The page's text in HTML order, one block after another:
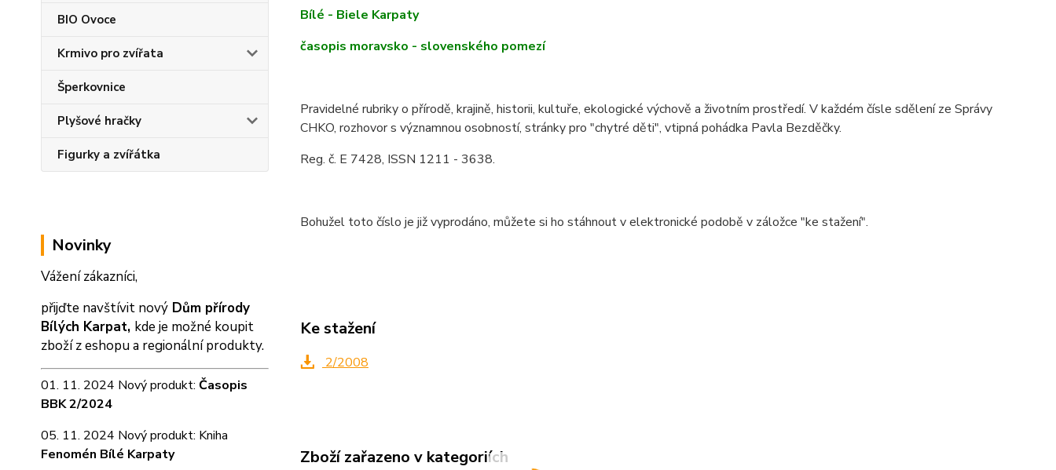
BIO Ovoce
Krmivo pro zvířata
Šperkovnice
Plyšové hračky
Figurky a zvířátka
Novinky
Vážení zákazníci,
přijďte navštívit nový Dům přírody
Bílých Karpat, kde je možné koupit
zboží z eshopu a regionální produkty.
01. 11. 2024 Nový produkt: Časopis
BBK 2/2024
05. 11. 2024 Nový produkt: Kniha
Fenomén Bílé Karpaty
Bílé - Biele Karpaty
časopis moravsko - slovenského pomezí
Pravidelné rubriky o přírodě, krajině, historii, kultuře, ekologické výchově a životním prostředí. V každém čísle sdělení ze Správy
CHKO, rozhovor s významnou osobností, stránky pro "chytré děti", vtipná pohádka Pavla Bezděčky.
Reg. č. E 7428, ISSN 1211 - 3638.
Bohužel toto číslo je již vyprodáno, můžete si ho stáhnout v elektronické podobě v záložce "ke stažení".
Ke stažení
2/2008
Zboží zařazeno v kategoriích